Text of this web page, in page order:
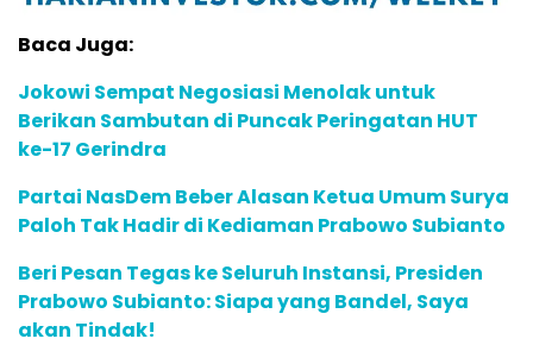
Baca Juga:
Jokowi Sempat Negosiasi Menolak untuk
Berikan Sambutan di Puncak Peringatan HUT
ke-17 Gerindra
Partai NasDem Beber Alasan Ketua Umum Surya
Paloh Tak Hadir di Kediaman Prabowo Subianto
Beri Pesan Tegas ke Seluruh Instansi, Presiden
Prabowo Subianto: Siapa yang Bandel, Saya
akan Tindak!